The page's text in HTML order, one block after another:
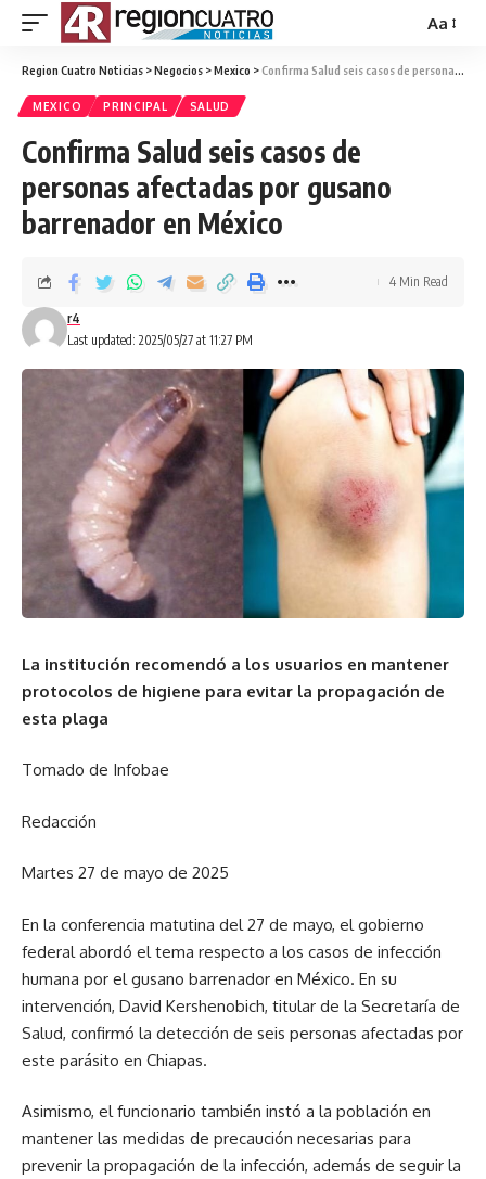
Aa
Region Cuatro Noticias >Negocios >Mexico >Confirma Salud seis casos de personas afectadas por gusano barrenador en México
MEXICO PRINCIPAL SALUD
Confirma Salud seis casos de
personas afectadas por gusano
barrenador en México
Last updated: 2025/05/27 at 11:27 PM
r4
4 Min Read
La institución recomendó a los usuarios en mantener
protocolos de higiene para evitar la propagación de
esta plaga
Tomado de Infobae
Redacción
Martes 27 de mayo de 2025
En la conferencia matutina del 27 de mayo, el gobierno
federal abordó el tema respecto a los casos de infección
humana por el gusano barrenador en México. En su
intervención, David Kershenobich, titular de la Secretaría de
Salud, confirmó la detección de seis personas afectadas por
este parásito en Chiapas.
Asimismo, el funcionario también instó a la población en
mantener las medidas de precaución necesarias para
prevenir la propagación de la infección, además de seguir la